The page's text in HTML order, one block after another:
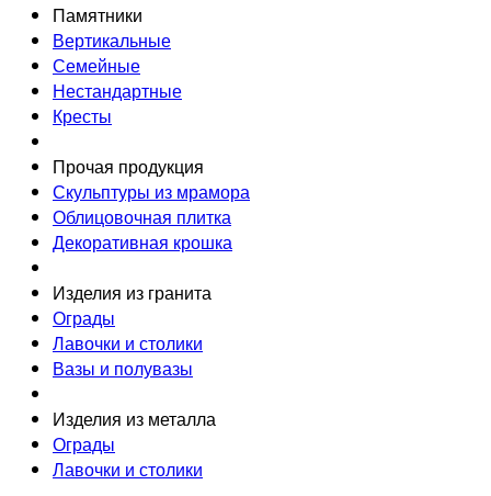
Памятники
Вертикальные
Семейные
Нестандартные
Кресты
Прочая продукция
Скульптуры из мрамора
Облицовочная плитка
Декоративная крошка
Изделия из гранита
Ограды
Лавочки и столики
Вазы и полувазы
Изделия из металла
Ограды
Лавочки и столики